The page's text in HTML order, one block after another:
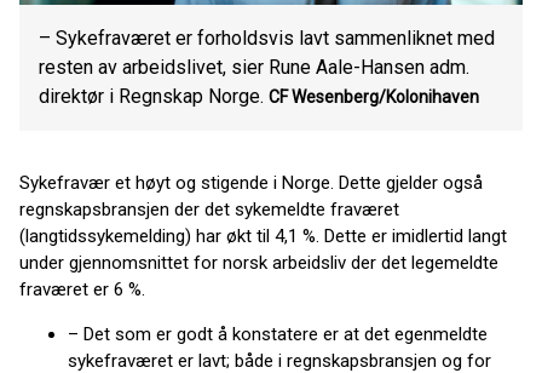
– Sykefraværet er forholdsvis lavt sammenliknet med
resten av arbeidslivet, sier Rune Aale-Hansen adm.
direktør i Regnskap Norge. CF Wesenberg/Kolonihaven
Sykefravær et høyt og stigende i Norge. Dette gjelder også
regnskapsbransjen der det sykemeldte fraværet
(langtidssykemelding) har økt til 4,1 %. Dette er imidlertid langt
under gjennomsnittet for norsk arbeidsliv der det legemeldte
fraværet er 6 %.
– Det som er godt å konstatere er at det egenmeldte
sykefraværet er lavt; både i regnskapsbransjen og for